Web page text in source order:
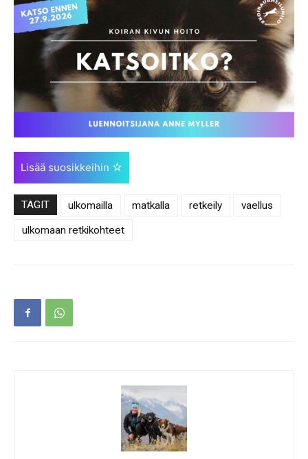
Lisää suosikkeihin
TAGIT ulkomailla matkalla retkeily
vaellus
ulkomaan retkikohteet